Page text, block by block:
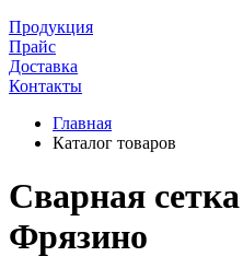
Продукция
Прайс
Доставка
Контакты
Главная
Каталог товаров
Cварная
Фрязино